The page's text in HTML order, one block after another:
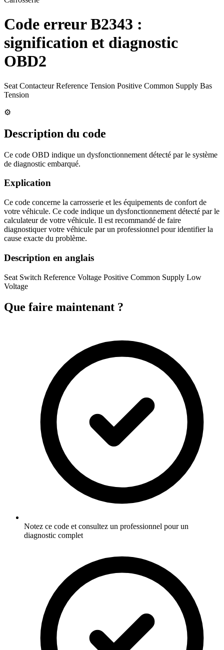
Code erreurB2343 :
signification et diagnostic
OBD2
Seat Contacteur Reference Tension Positive Common Supply Bas
Tension
⚙️
Description du code
Ce code OBD indique un dysfonctionnement détecté par le système
de diagnostic embarqué.
Explication
Ce code concerne la carrosserie et les équipements de confort de
votre véhicule. Ce code indique un dysfonctionnement détecté par le
calculateur de votre véhicule. Il est recommandé de faire
diagnostiquer votre véhicule par un professionnel pour identifier la
cause exacte du problème.
Description en anglais
Seat Switch Reference Voltage Positive Common Supply Low
Voltage
Que faire maintenant ?
Notez ce code et consultez un professionnel pour un
diagnostic complet